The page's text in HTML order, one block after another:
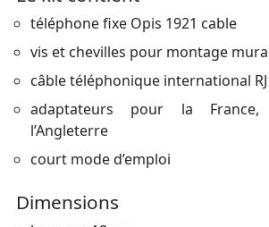
téléphone fixe Opis 1921 cable
vis et chevilles pour montage
câble téléphonique international
adaptateurs pour la France,
l’Angleterre
court mode d’emploi
Dimensions